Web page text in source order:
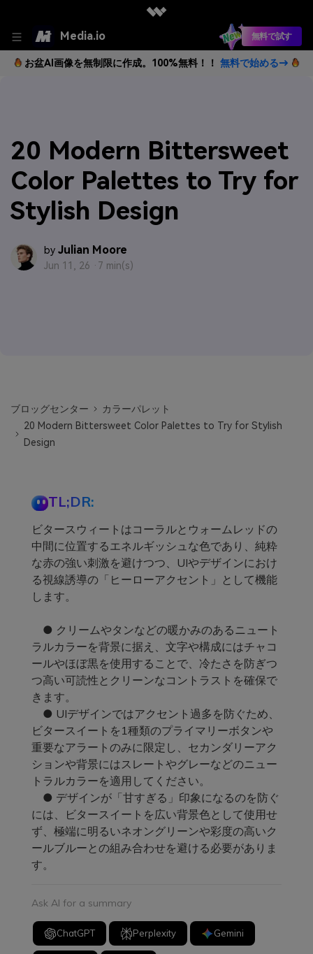
Media.io 無料で試す
お盆AI画像を無制限に作成。100%無料！！ 無料で始める→
20 Modern Bittersweet
Color Palettes to Try for
Stylish Design
by Julian Moore
Jun 11, 26 · 7 min(s)
ブロッグセンター
カラーパレット
20 Modern Bittersweet Color Palettes to Try for Stylish
Design
TL;DR:
ビタースウィートはコーラルとウォームレッドの
中間に位置するエネルギッシュな色であり、純粋
な赤の強い刺激を避けつつ、UIやデザインにおけ
る視線誘導の「ヒーローアクセント」として機能
します。
● クリームやタンなどの暖かみのあるニュート
ラルカラーを背景に据え、文字や構成にはチャコ
ールやほぼ黒を使用することで、冷たさを防ぎつ
つ高い可読性とクリーンなコントラストを確保で
きます。
● UIデザインではアクセント過多を防ぐため、
ビタースイートを1種類のプライマリーボタンや
重要なアラートのみに限定し、セカンダリーアク
ションや背景にはスレートやグレーなどのニュー
トラルカラーを適用してください。
● デザインが「甘すぎる」印象になるのを防ぐ
には、ビタースイートを広い背景色として使用せ
ず、極端に明るいネオングリーンや彩度の高いク
ールブルーとの組み合わせを避ける必要がありま
す。
Ask AI for a summary
ChatGPT Perplexity Gemini